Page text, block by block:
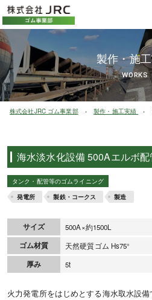
製作・施
WORKS
株式会社JRC ゴム事業部 製作・施工実績
海水淡水化設備 500Aエルボ
タンク・配管等のゴムライニング
発電所
製鉄・コークス 製造
サイズ 500A×約1500L
ゴム材質 天然硬質ゴム Hs75°
厚み 5t
火力発電所をはじめとする海水取水設